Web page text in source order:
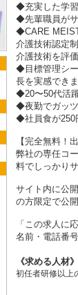
◆充実した学
◆先輩職員がサ
◆CARE
介護技術認定
介護技術を評
◆目標管理シ
長を実感できま
◆20〜50代活
◆夜勤でガッ
◆社員食が250
【完全無料！
弊社の専任コ
料でしっかり
サイト内に公
の方限定で公
「この求人に
名前・電話番
求める人材
初任者研修以上